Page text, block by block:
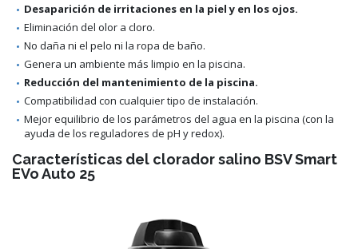
Desaparición de irritaciones en la piel y en los ojos.
Eliminación del olor a cloro.
No daña ni el pelo ni la ropa de baño.
Genera un ambiente más limpio en la piscina.
Reducción del mantenimiento de la piscina.
Compatibilidad con cualquier tipo de instalación.
Mejor equilibrio de los parámetros del agua en la piscina (con la
ayuda de los reguladores de pH y redox).
Características del clorador salino BSV Smart
EVo Auto 25